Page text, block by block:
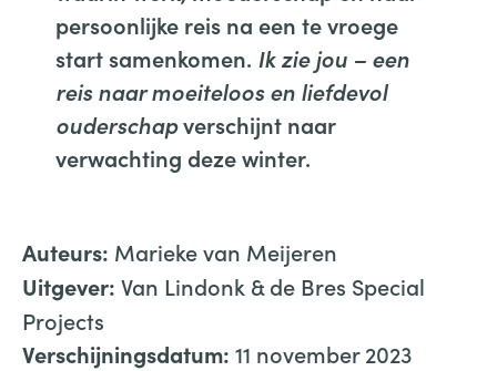
persoonlijke reis na een te vroege
start samenkomen. Ik zie jou – een
reis naar moeiteloos en liefdevol
ouderschapverschijnt naar
verwachting deze winter.
Auteurs: Marieke van Meijeren
Uitgever: Van Lindonk & de Bres Special
Projects
Verschijningsdatum: 11 november 2023